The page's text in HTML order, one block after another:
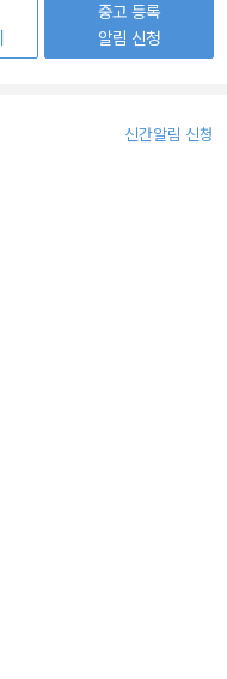
중고 등록
알림 신청
신간알림 신청